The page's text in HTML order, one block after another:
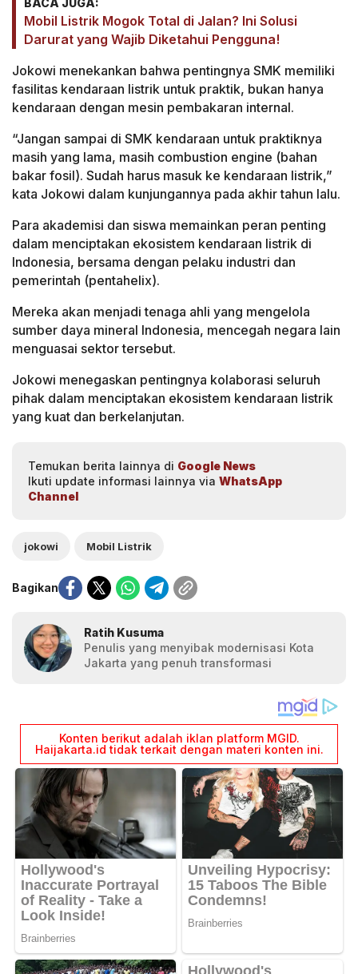
Mobil Listrik Mogok Total di Jalan? Ini Solusi
Darurat yang Wajib Diketahui Pengguna!
Jokowi menekankan bahwa pentingnya SMK memiliki
fasilitas kendaraan listrik untuk praktik, bukan hanya
kendaraan dengan mesin pembakaran internal.
“Jangan sampai di SMK kendaraan untuk praktiknya
masih yang lama, masih combustion engine (bahan
bakar fosil). Sudah harus masuk ke kendaraan listrik,”
kata Jokowi dalam kunjungannya pada akhir tahun lalu.
Para akademisi dan siswa memainkan peran penting
dalam menciptakan ekosistem kendaraan listrik di
Indonesia, bersama dengan pelaku industri dan
pemerintah (pentahelix).
Mereka akan menjadi tenaga ahli yang mengelola
sumber daya mineral Indonesia, mencegah negara lain
menguasai sektor tersebut.
Jokowi menegaskan pentingnya kolaborasi seluruh
pihak dalam menciptakan ekosistem kendaraan listrik
yang kuat dan berkelanjutan.
Temukan berita lainnya di Google News
Ikuti update informasi lainnya via WhatsApp
Channel
jokowi Mobil Listrik
Bagikan
Ratih Kusuma
Penulis yang menyibak modernisasi Kota
Jakarta yang penuh transformasi